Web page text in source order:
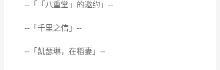
--「「八重堂」的邀约」--
--「千里之信」--
--「凯瑟琳，在稻妻」--